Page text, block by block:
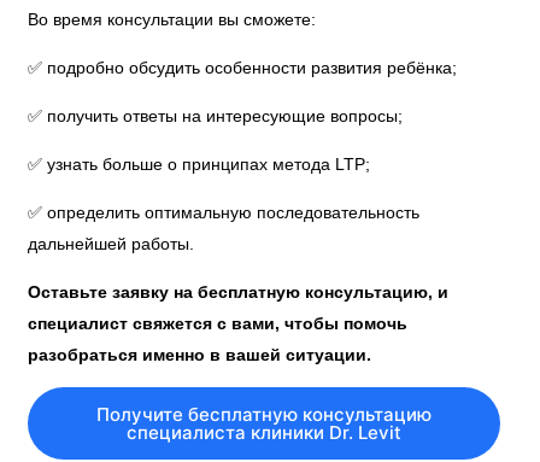
Во время консультации вы сможете:
✅ подробно обсудить особенности развития ребёнка;
✅ получить ответы на интересующие вопросы;
✅ узнать больше о принципах метода LTP;
✅ определить оптимальную последовательность
дальнейшей работы.
Оставьте заявку на бесплатную консультацию, и
специалист свяжется с вами, чтобы помочь
разобраться именно в вашей ситуации.
Получите бесплатную консультацию
специалиста клиники Dr. Levit